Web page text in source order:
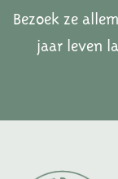
Bezoek ze
jaar leven